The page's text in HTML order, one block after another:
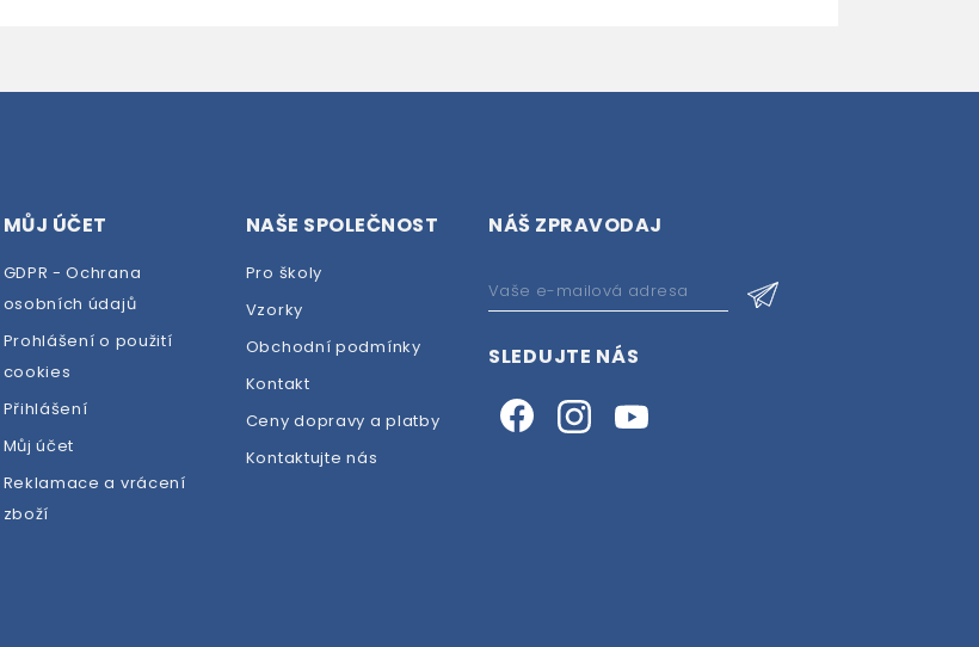
MŮJ ÚČET
GDPR - Ochrana
osobních údajů
Prohlášení o použití
cookies
Přihlášení
Můj účet
Reklamace a vrácení
zboží
NAŠE SPOLEČNOST
Pro školy
Vzorky
Obchodní podmínky
Kontakt
Ceny dopravy a platby
Kontaktujte nás
NÁŠ ZPRAVODAJ
SLEDUJTE NÁS